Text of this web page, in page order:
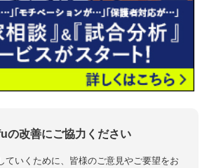
の改善にご協力ください
ていくために、皆様のご意見やご要望をお